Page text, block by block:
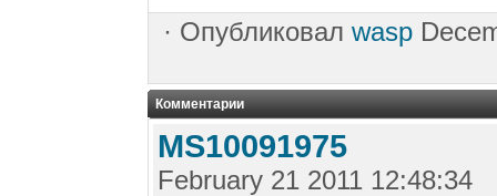
· Опубликовал wasp
Комментарии
MS10091975
February 21 2011 12:48:34